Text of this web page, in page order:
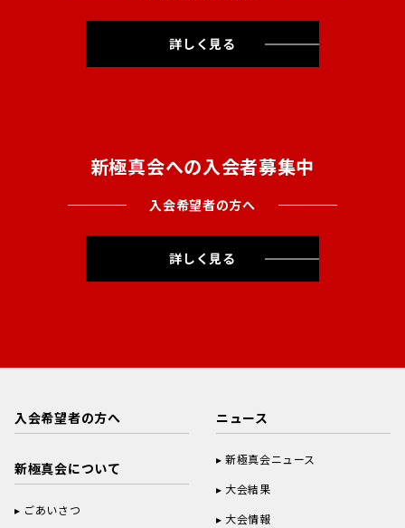
詳しく見る
新極真会への入会者募集中
入会希望者の方へ
詳しく見る
入会希望者の方へ
新極真会について
ごあいさつ
ニュース
新極真会ニュース
大会結果
大会情報